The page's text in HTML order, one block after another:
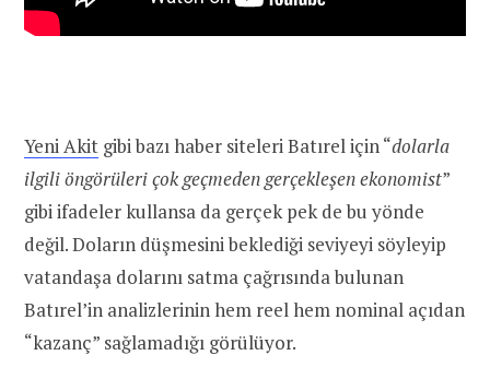
Yeni Akit gibi bazı haber siteleri Batırel için “dolarla
ilgili öngörüleri çok geçmeden gerçekleşen ekonomist”
gibi ifadeler kullansa da gerçek pek de bu yönde
değil. Doların düşmesini beklediği seviyeyi söyleyip
vatandaşa dolarını satma çağrısında bulunan
Batırel’in analizlerinin hem reel hem nominal açıdan
“kazanç” sağlamadığı görülüyor.